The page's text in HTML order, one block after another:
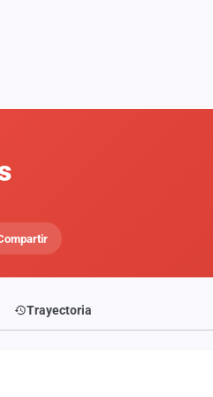
Trayectoria